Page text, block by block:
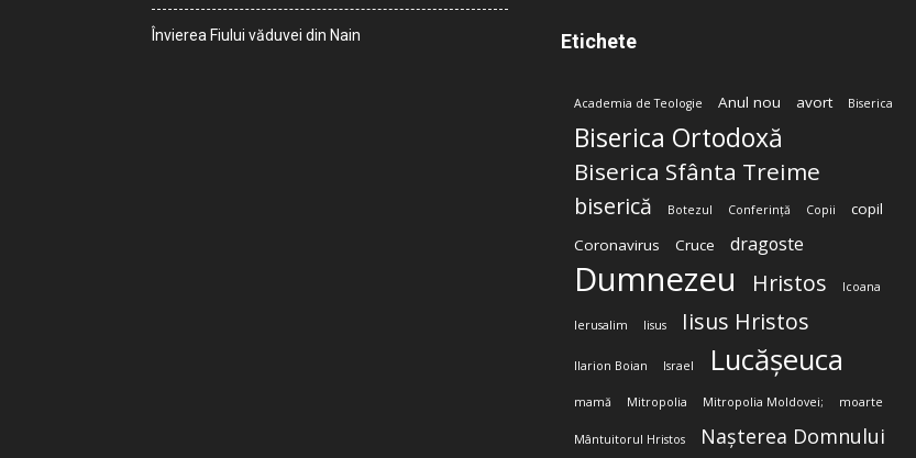
Învierea Fiului văduvei din Nain Etichete
Academia de Teologie Anul nou avort Biserica
Biserica Ortodoxă
Biserica Sfânta Treime
biserică Botezul Conferință Copii
copil
Coronavirus
Cruce dragoste
Dumnezeu Hristos Icoana
Ierusalim Iisus Iisus Hristos
Ilarion Boian Israel Lucășeuca
mamă Mitropolia Mitropolia Moldovei; moarte
Mântuitorul Hristos Nașterea Domnului